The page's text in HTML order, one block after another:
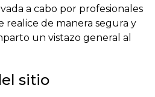
a cabo por profesionales
realice de manera segura y
un vistazo general al
sitio